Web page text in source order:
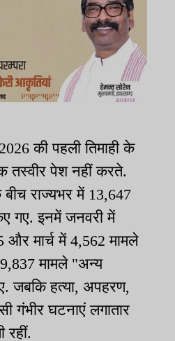
की पहली तिमाही के
पेश नहीं करते.
राज्यभर में 13,647
गए. इनमें जनवरी में
मार्च में 4,562 मामले
मामले "अन्य
जबकि हत्या, अपहरण,
गंभीर घटनाएं लगातार
रहीं.